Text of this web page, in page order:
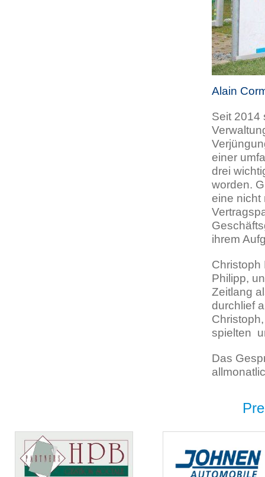
Alain
Seit 2014
einer
drei
worden.
eine nicht
ihrem
Christoph
Philipp,
Zeitlang
durchlief
spielten
Das